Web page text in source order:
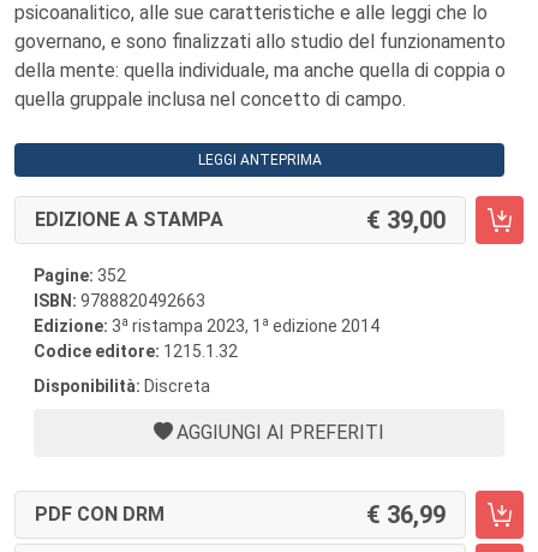
psicoanalitico, alle sue caratteristiche e alle leggi che lo
governano, e sono finalizzati allo studio del funzionamento
della mente: quella individuale, ma anche quella di coppia o
quella gruppale inclusa nel concetto di campo.
LEGGI ANTEPRIMA
EDIZIONE A STAMPA 39,00
Pagine: 352
ISBN: 9788820492663
Edizione: 3a ristampa 2023, 1 a edizione 2014
Codice editore: 1215.1.32
Disponibilità: Discreta
AGGIUNGI AI PREFERITI
PDF CON DRM 36,99